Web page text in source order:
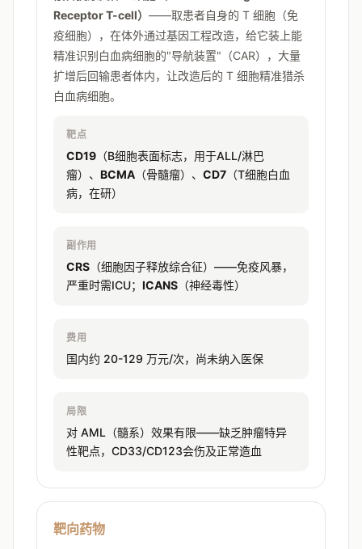
Receptor T-cell） ——取患者自身的 T 细胞（免
疫细胞），在体外通过基因工程改造，给它装上能
精准识别白血病细胞的"导航装置"（CAR），大量
扩增后回输患者体内，让改造后的 T 细胞精准猎杀
白血病细胞。
靶点
CD19 （B细胞表面标志，用于ALL/淋巴
瘤）、 BCMA （骨髓瘤）、 CD7 （T细胞白血
病，在研）
副作用
CRS （细胞因子释放综合征）——免疫风暴，
严重时需ICU； ICANS （神经毒性）
费用
国内约 20-129 万元/次，尚未纳入医保
局限
对 AML（髓系）效果有限——缺乏肿瘤特异
性靶点，CD33/CD123会伤及正常造血
靶向药物